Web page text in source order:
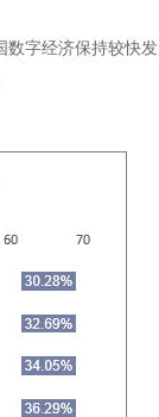
字经济保持较快